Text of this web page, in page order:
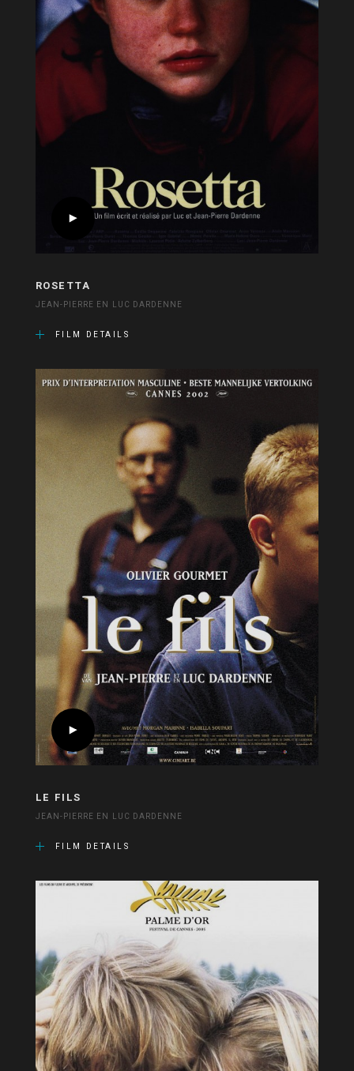
ROSETTA
JEAN-PIERRE EN LUC DARDENNE
FILM DETAILS
LE FILS
JEAN-PIERRE EN LUC DARDENNE
FILM DETAILS